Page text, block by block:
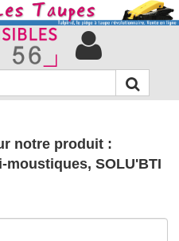
notre produit :
SOLU'BTI